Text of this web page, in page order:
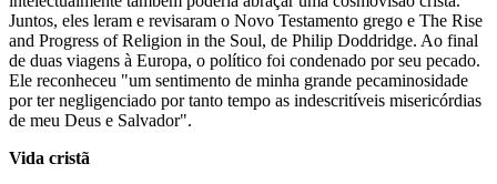
Juntos, eles leram e revisaram o Novo Testamento grego e The Rise
and Progress of Religion in the Soul, de Philip Doddridge. Ao final
de duas viagens à Europa, o político foi condenado por seu pecado.
Ele reconheceu "um sentimento de minha grande pecaminosidade
por ter negligenciado por tanto tempo as indescritíveis misericórdias
de meu Deus e Salvador".
Vida cristã